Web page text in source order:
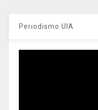
Periodismo UIA